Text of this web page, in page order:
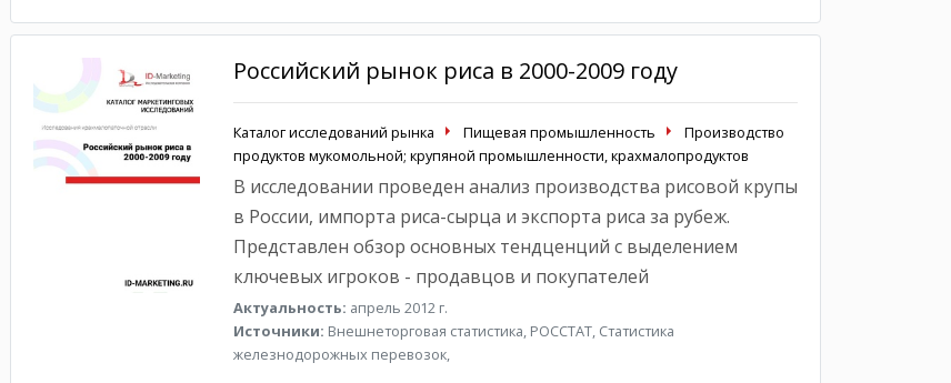
Российский рынок риса в 2000-2009 году
Каталог исследований рынка Пищевая промышленность
Производство
продуктов мукомольной; крупяной промышленности, крахмалопродуктов
В исследовании проведен анализ производства рисовой крупы
в России, импорта риса-сырца и экспорта риса за рубеж.
Представлен обзор основных тендценций с выделением
ключевых игроков - продавцов и покупателей
Актуальность: апрель 2012 г.
Источники: Внешнеторговая статистика, РОССТАТ, Статистика
железнодорожных перевозок,